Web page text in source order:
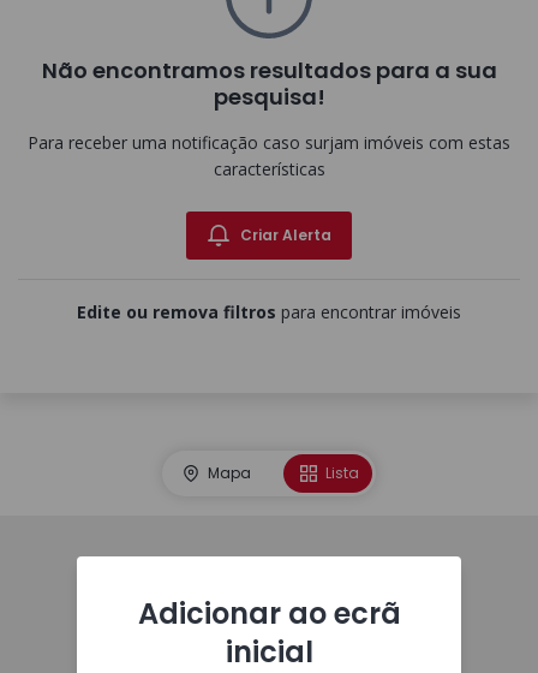
Não encontramos resultados para a sua
pesquisa!
Para receber uma notificação caso surjam imóveis com estas
características
Criar Alerta
Edite ou remova filtros para encontrar imóveis
Mapa Lista
Adicionar ao ecrã
inicial